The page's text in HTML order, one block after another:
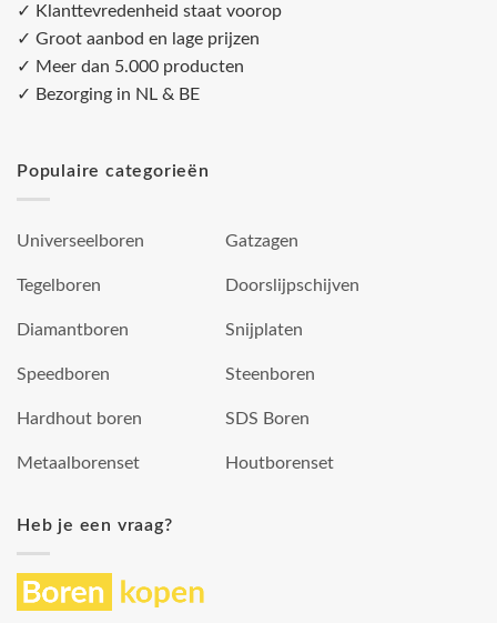
✓ Klanttevredenheid staat voorop
✓ Groot aanbod en lage prijzen
✓ Meer dan 5.000 producten
✓ Bezorging in NL & BE
Populaire categorieën
Universeelboren
Tegelboren
Diamantboren
Speedboren
Hardhout boren
Metaalborenset
Gatzagen
Doorslijpschijven
Snijplaten
Steenboren
SDS Boren
Houtborenset
Heb je een vraag?